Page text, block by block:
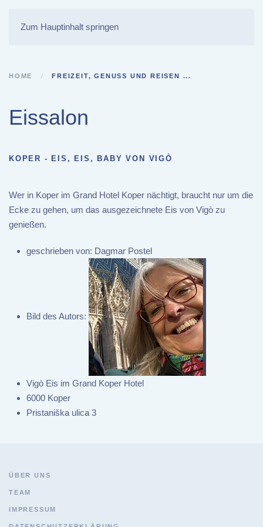
Zum Hauptinhalt springen
HOME FREIZEIT, GENUSS UND REISEN ...
Eissalon
KOPER - EIS, EIS, BABY VON VIGÒ
Wer in Koper im Grand Hotel Koper nächtigt, braucht nur um die
Ecke zu gehen, um das ausgezeichnete Eis von Vigò zu
genießen.
geschrieben von: Dagmar Postel
Bild des Autors:
Vigò Eis im Grand Koper Hotel
6000 Koper
Pristaniška ulica 3
ÜBER UNS
TEAM
IMPRESSUM